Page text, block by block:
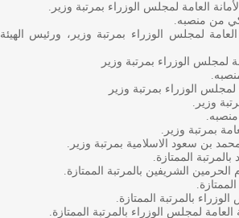
العامة لمجلس الوزراء بمرتبة وزير.
من منصبه.
لمجلس الوزراء بمرتبة وزير، ورئيس الهيئة
لمجلس الوزراء بمرتبة وزير
لمجلس الوزراء بمرتبة وزير
وزير.
بمرتبة وزير.
بن سعود الاسلامية بمرتبة وزير.
الممتازة.
الشريفين بالمرتبة الممتازة.
بالمرتبة الممتازة.
لمجلس الوزراء بالمرتبة الممتازة.